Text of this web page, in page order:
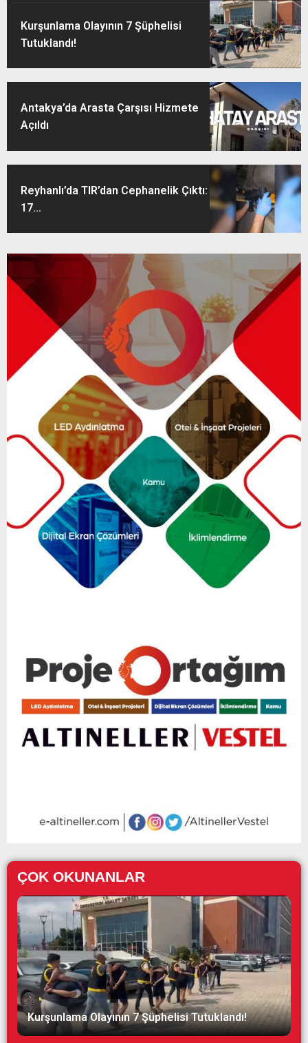
Kurşunlama Olayının 7 Şüphelisi
Tutuklandı!
Antakya’da Arasta Çarşısı Hizmete
Açıldı
Reyhanlı’da TIR’dan Cephanelik Çıktı:
17...
ÇOK OKUNANLAR
Kurşunlama Olayının 7 Şüphelisi Tutuklandı!